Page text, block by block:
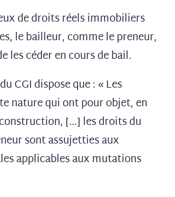
de droits réels immobiliers
le bailleur, comme le preneur,
les céder en cours de bail.
CGI dispose que : « Les
nature qui ont pour objet, en
[…] les droits du
sont assujetties aux
applicables aux mutations